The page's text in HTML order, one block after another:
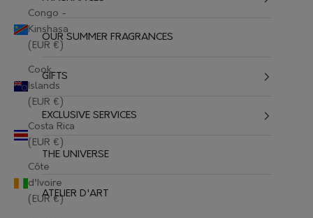
Congo -
Kinshasa
(EUR €)
Cook
Islands
(EUR €)
Costa Rica
(EUR €)
Côte
d’Ivoire
(EUR €)
OUR SUMMER FRAGRANCES
GIFTS
EXCLUSIVE SERVICES
THE UNIVERSE
ATELIER D'ART